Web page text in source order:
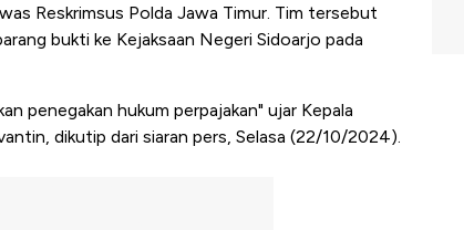
Reskrimsus Polda Jawa Timur. Tim tersebut
bukti ke Kejaksaan Negeri Sidoarjo pada
penegakan hukum perpajakan" ujar Kepala
dikutip dari siaran pers, Selasa (22/10/2024).